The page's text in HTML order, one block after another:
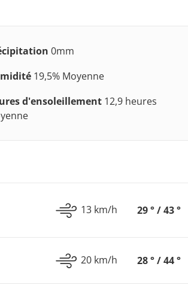
0mm
19,5% Moyenne
d'ensoleillement 12,9 heures
13 km/h 29 ° / 43 °
20 km/h 28 ° / 44 °